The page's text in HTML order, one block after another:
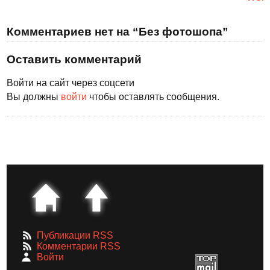
Комментариев нет на “Без фотошопа”
Оставить комментарий
Войти на сайт через соцсети
Вы должны войти чтобы оставлять сообщения.
Публикации RSS
Комментарии RSS
Войти